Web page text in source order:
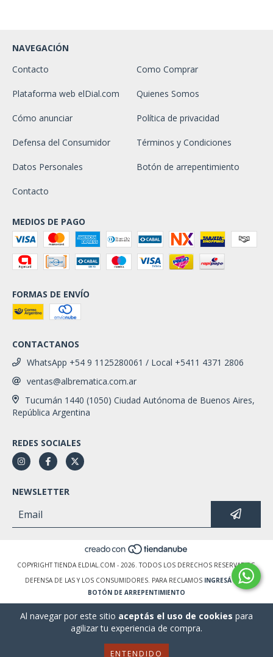
Al navegar por este sitio aceptás el uso de cookies para
agilizar tu experiencia de compra.
ENTENDIDO
NAVEGACIÓN
Contacto
Como Comprar
Plataforma web elDial.com Quienes Somos
Cómo anunciar Política de privacidad
Defensa del Consumidor Términos y Condiciones
Datos Personales Botón de arrepentimiento
Contacto
MEDIOS DE PAGO
FORMAS DE ENVÍO
CONTACTANOS
WhatsApp +54 9 1125280061 / Local +5411 4371 2806
ventas@albrematica.com.ar
Tucumán 1440 (1050) Ciudad Autónoma de Buenos Aires,
República Argentina
REDES SOCIALES
NEWSLETTER
COPYRIGHT TIENDA ELDIAL.COM - 2026. TODOS LOS DERECHOS RESERVADOS.
DEFENSA DE LAS Y LOS CONSUMIDORES. PARA RECLAMOS INGRESÁ ACÁ.
BOTÓN DE ARREPENTIMIENTO